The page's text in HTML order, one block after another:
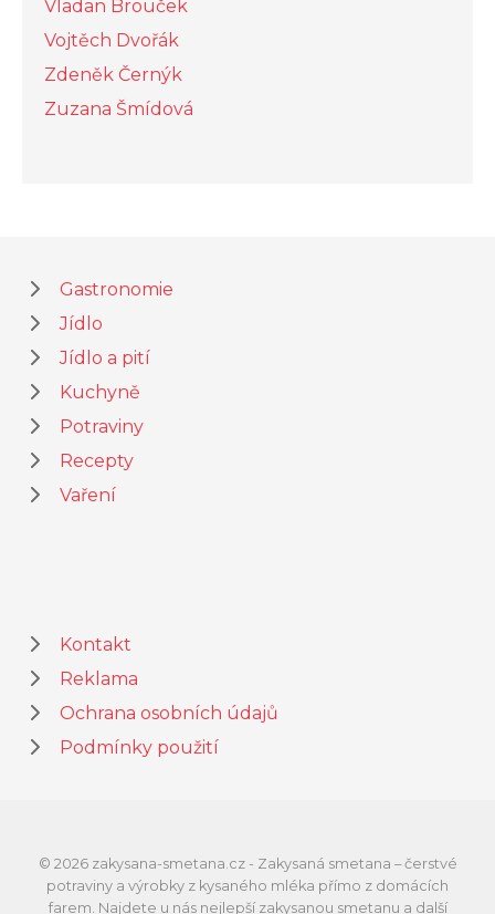
Vladan Brouček
Vojtěch Dvořák
Zdeněk Černýk
Zuzana Šmídová
Gastronomie
Jídlo
Jídlo a pití
Kuchyně
Potraviny
Recepty
Vaření
Kontakt
Reklama
Ochrana osobních údajů
Podmínky použití
© 2026 zakysana-smetana.cz - Zakysaná smetana – čerstvé
potraviny a výrobky z kysaného mléka přímo z domácích
farem. Najdete u nás nejlepší zakysanou smetanu a další